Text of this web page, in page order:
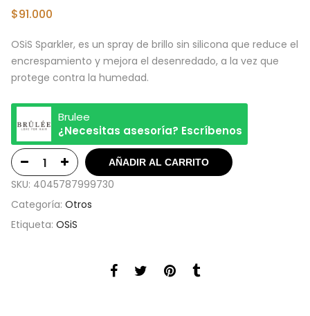
$91.000
OSiS Sparkler, es un spray de brillo sin silicona que reduce el
encrespamiento y mejora el desenredado, a la vez que
protege contra la humedad.
Brulee
¿Necesitas asesoría? Escríbenos
AÑADIR AL CARRITO
SKU: 4045787999730
Categoría: Otros
Etiqueta: OSiS